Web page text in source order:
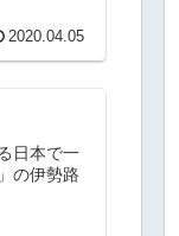
2020.04.05
日本で一
の伊勢路